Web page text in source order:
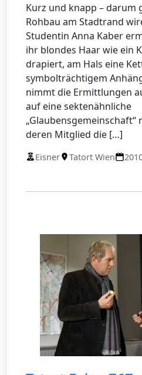
Kurz und knapp – darum
Rohbau am Stadtrand
Studentin Anna Kaber
ihr blondes Haar wie ein
drapiert, am Hals eine
symbolträchtigem
nimmt die Ermittlungen
auf eine sektenähnliche
„Glaubensgemeinschaft“
deren Mitglied die […]
Eisner Tatort Wien